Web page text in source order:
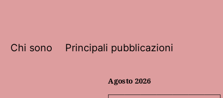
Chi sono Principali pubblicazioni
Agosto 2026